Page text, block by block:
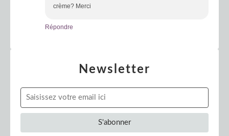
crème? Merci
Répondre
Newsletter